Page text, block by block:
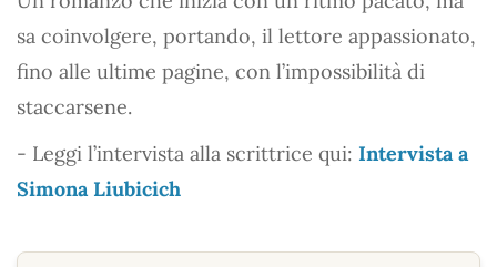
sa coinvolgere, portando, il lettore appassionato,
fino alle ultime pagine, con l’impossibilità di
staccarsene.
- Leggi l’intervista alla scrittrice qui: Intervista a
Simona Liubicich